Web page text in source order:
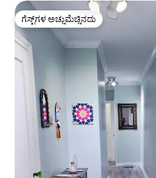
ಗೆಸ್ಟ್‌ಗಳ ಅಚ್ಚುಮೆಚ್ಚಿನದು
ಗೆಸ್ಟ್‌ಗಳ ಅಚ್ಚುಮೆಚ್ಚಿನದು